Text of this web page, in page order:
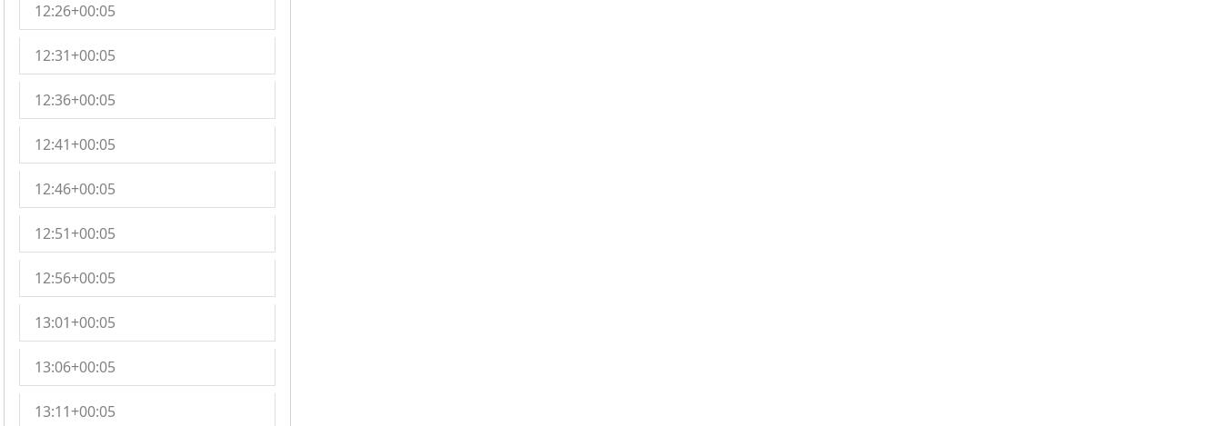
12:26+00:05
12:31+00:05
12:36+00:05
12:41+00:05
12:46+00:05
12:51+00:05
12:56+00:05
13:01+00:05
13:06+00:05
13:11+00:05